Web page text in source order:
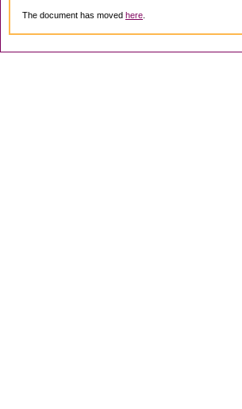
The document has moved here